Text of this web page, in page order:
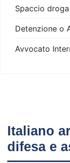
Spaccio
Detenzione o
Avvocato
Italiano
difesa e